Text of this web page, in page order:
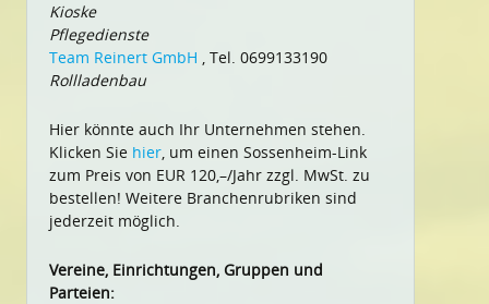
Kioske
Pflegedienste
Team Reinert GmbH , Tel. 0699133190
Rollladenbau
Hier könnte auch Ihr Unternehmen stehen.
Klicken Sie hier, um einen Sossenheim-Link
zum Preis von EUR 120,–/Jahr zzgl. MwSt. zu
bestellen! Weitere Branchenrubriken sind
jederzeit möglich.
Vereine, Einrichtungen, Gruppen und
Parteien: